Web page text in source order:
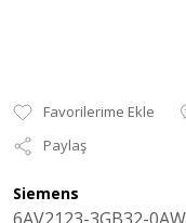
Paylaş
Siemens